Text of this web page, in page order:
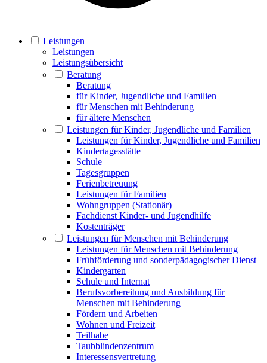
Leistungen
Leistungen
Leistungsübersicht
Beratung
Beratung
für Kinder, Jugendliche und Familien
für Menschen mit Behinderung
für ältere Menschen
Leistungen für Kinder, Jugendliche und Familien
Leistungen für Kinder, Jugendliche und Familien
Kindertagesstätte
Schule
Tagesgruppen
Ferienbetreuung
Leistungen für Familien
Wohngruppen (Stationär)
Fachdienst Kinder- und Jugendhilfe
Kostenträger
Leistungen für Menschen mit Behinderung
Leistungen für Menschen mit Behinderung
Frühförderung und sonderpädagogischer Dienst
Kindergarten
Schule und Internat
Berufsvorbereitung und Ausbildung für
Menschen mit Behinderung
Fördern und Arbeiten
Wohnen und Freizeit
Teilhabe
Taubblindenzentrum
Interessensvertretung